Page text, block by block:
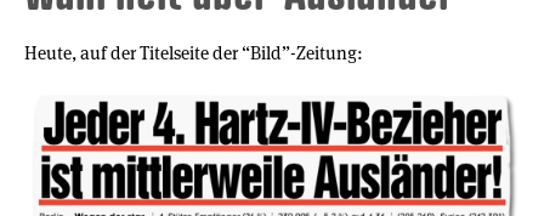
Heute, auf der Titelseite der “Bild”-Zeitung: